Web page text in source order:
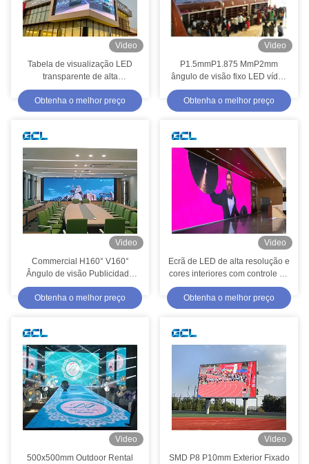
Video
Tabela de visualização LED
transparente de alta
precisãoP10.4mmP15.6 25mm
para publicidade
Obtenha o melhor preço
Video
P1.5mmP1.875 MmP2mm
ângulo de visão fixo LED vídeo
interior painel de parede ecrã
fácil de instalar
Obtenha o melhor preço
Video
Commercial H160° V160°
Ângulo de visão Publicidade
LED Display Screen Alta
resolução
Obtenha o melhor preço
Video
Ecrã de LED de alta resolução e
cores interiores com controle de
rede
Obtenha o melhor preço
Video
500x500mm Outdoor Rental
Video
SMD P8 P10mm Exterior Fixado